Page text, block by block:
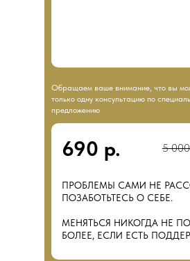
ПРОБЛЕМЫ САМИ НЕ
ПОЗАБОТЬТЕСЬ О СЕБЕ.
МЕНЯТЬСЯ НИКОГДА НЕ
БОЛЕЕ, ЕСЛИ ЕСТЬ
5
690 р.
Обращаем ваше внимание, что вы
только одну консультацию по
предложению